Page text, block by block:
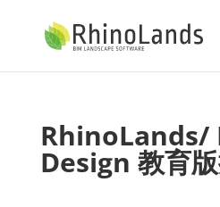
RhinoLands/
Design 教育